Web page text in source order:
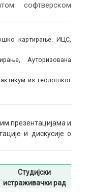
софтверском
картирање. ИЦС,
Ауторизована
из геолошког
презентацијама и
и дискусије о
Студијски
истраживачки рад